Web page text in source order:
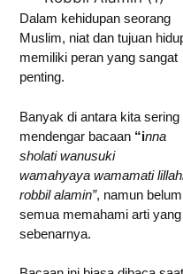
Dalam kehidupan seorang
Muslim, niat dan tujuan
memiliki peran yang sangat
penting.
Banyak di antara kita sering
mendengar bacaan “inna
sholati wanusuki
wamahyaya wamamati
robbil alamin”, namun belum
semua memahami arti yang
sebenarnya.